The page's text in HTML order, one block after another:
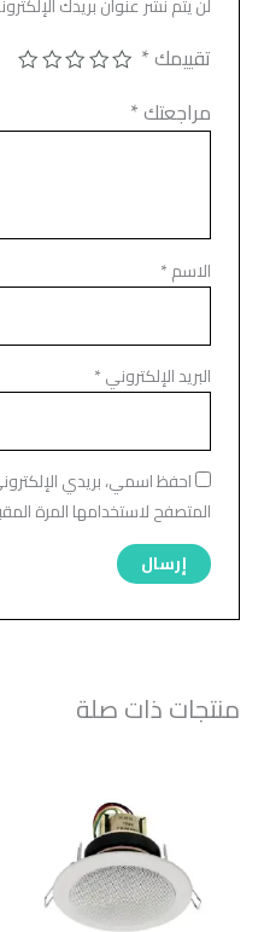
تقييمك*
مراجعتك*
الاسم*
البريد الإلكتروني*
احفظ اسمي، بريدي
المتصفح لاستخدامها المرة
منتجات ذات صلة